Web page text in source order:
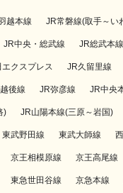
越本線 JR常磐線(取手～い
JR中央・総武線 JR総武本線
クスプレス JR久留里線
後線 JR弥彦線 JR中央
) JR山陽本線(三原～岩国)
東武野田線 東武大師線
京王相模原線 京王高尾線
東急世田谷線 京急本線